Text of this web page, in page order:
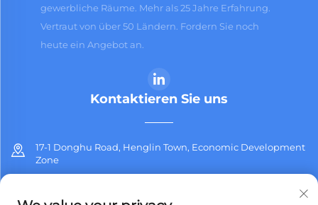
gewerbliche Räume. Mehr als 25 Jahre Erfahrung.
Vertraut von über 50 Ländern. Fordern Sie noch
heute ein Angebot an.
Kontaktieren Sie uns
17-1 Donghu Road, Henglin Town, Economic Development
Zone